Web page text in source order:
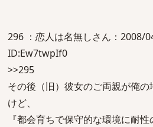
296 ：恋人は名無しさん：2008/
ID:Ew7twpIf0
>>295
その後（旧）彼女のご両親が俺
けど、
『都会育ちで保守的な環境に耐